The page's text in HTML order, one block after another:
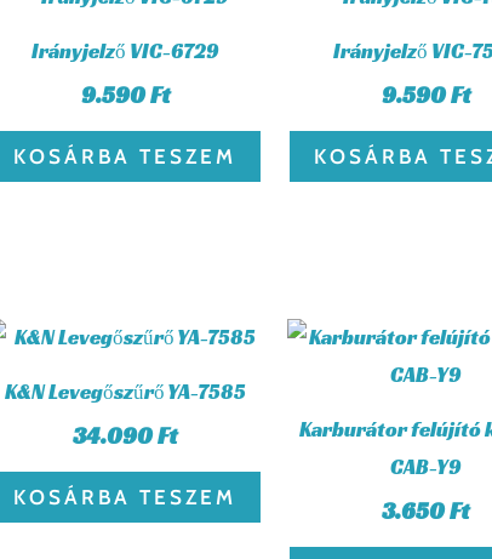
Irányjelző VIC-6729
9.590Ft
KOSÁRBA TESZEM
Irányjelző VIC-
9.590Ft
KOSÁRBA
K&N Levegőszűrő YA-7585
34.090Ft
KOSÁRBA TESZEM
Karburátor felújító
CAB-Y9
3.650Ft